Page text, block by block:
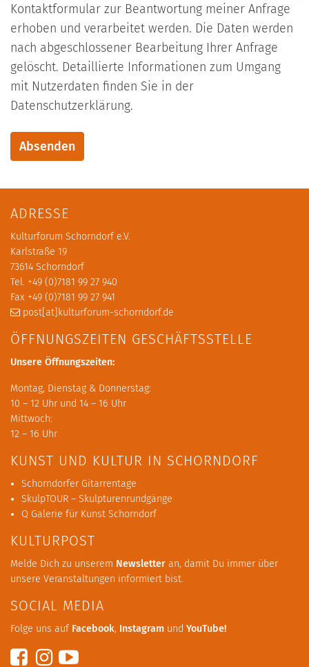
Kontaktformular zur Beantwortung meiner Anfrage
erhoben und verarbeitet werden. Die Daten werden
nach abgeschlossener Bearbeitung Ihrer Anfrage
gelöscht. Detaillierte Informationen zum Umgang
mit Nutzerdaten finden Sie in der
Datenschutzerklärung.
ADRESSE
Kulturforum Schorndorf e.V.
Karlstraße 19
73614 Schorndorf
Tel. +49 (0)7181 99 27 940
Fax +49 (0)7181 99 27 941
post[at]kulturforum-schorndorf.de
ÖFFNUNGSZEITEN GESCHÄFTSSTELLE
Unsere Öffnungszeiten:
Montag, Dienstag & Donnerstag:
10 – 12 Uhr und 14 – 16 Uhr
Mittwoch:
12 – 16 Uhr
KUNST UND KULTUR IN SCHORNDORF
Schorndorfer Gitarrentage
SkulpTOUR – Skulpturenrundgänge
Q Galerie für Kunst Schorndorf
KULTURPOST
Melde Dich zu unserem Newsletter an, damit Du immer über
unsere Veranstaltungen informiert bist.
SOCIAL MEDIA
Folge uns auf Facebook, Instagram und YouTube!